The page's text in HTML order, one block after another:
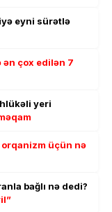
eyni sürətlə
ən çox edilən 7
yeri
orqanizm üçün nə
bağlı nə dedi?